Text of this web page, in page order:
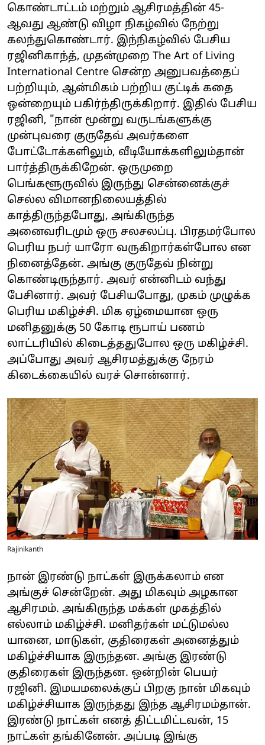
கொண்டாட்டம் மற்றும் ஆசிரமத்தின் 45-
ஆவது ஆண்டு விழா நிகழ்வில் நேற்று
கலந்துகொண்டார். இந்நிகழ்வில் பேசிய
ரஜினிகாந்த், முதன்முறை The Art of Living
International Centre சென்ற அனுபவத்தைப்
பற்றியும், ஆன்மிகம் பற்றிய குட்டிக் கதை
ஒன்றையும் பகிர்ந்திருக்கிறார். இதில் பேசிய
ரஜினி, "நான் மூன்று வருடங்களுக்கு
முன்புவரை குருதேவ் அவர்களை
போட்டோக்களிலும், வீடியோக்களிலும்தான்
பார்த்திருக்கிறேன். ஒருமுறை
பெங்களூருவில் இருந்து சென்னைக்குச்
செல்ல விமானநிலையத்தில்
காத்திருந்தபோது, அங்கிருந்த
அனைவரிடமும் ஒரு சலசலப்பு. பிரதமர்போல
பெரிய நபர் யாரோ வருகிறார்கள்போல என
நினைத்தேன். அங்கு குருதேவ் நின்று
கொண்டிருந்தார். அவர் என்னிடம் வந்து
பேசினார். அவர் பேசியபோது, முகம் முழுக்க
பெரிய மகிழ்ச்சி. மிக ஏழ்மையான ஒரு
மனிதனுக்கு 50 கோடி ரூபாய் பணம்
லாட்டரியில் கிடைத்ததுபோல ஒரு மகிழ்ச்சி.
அப்போது அவர் ஆசிரமத்துக்கு நேரம்
கிடைக்கையில் வரச் சொன்னார்.
Rajinikanth
நான் இரண்டு நாட்கள் இருக்கலாம் என
அங்குச் சென்றேன். அது மிகவும் அழகான
ஆசிரமம். அங்கிருந்த மக்கள் முகத்தில்
எல்லாம் மகிழ்ச்சி. மனிதர்கள் மட்டுமல்ல
யானை, மாடுகள், குதிரைகள் அனைத்தும்
மகிழ்ச்சியாக இருந்தன. அங்கு இரண்டு
குதிரைகள் இருந்தன. ஒன்றின் பெயர்
ரஜினி. இமயமலைக்குப் பிறகு நான் மிகவும்
மகிழ்ச்சியாக இருந்தது இந்த ஆசிரமம்தான்.
இரண்டு நாட்கள் எனத் திட்டமிட்டவன், 15
நாட்கள் தங்கினேன். அப்படி இங்கு